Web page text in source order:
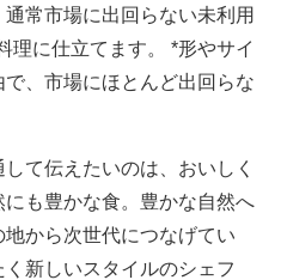
常市場に出回らない未利用
理に仕立てます。 *形やサイ
、市場にほとんど出回らな
て伝えたいのは、おいしく
も豊かな食。豊かな自然へ
から次世代につなげてい
新しいスタイルのシェフ